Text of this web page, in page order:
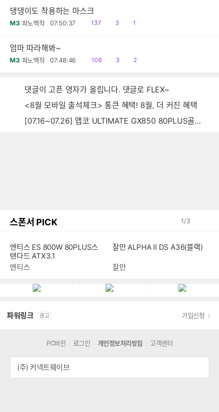
댕댕이도 착용하는 마스크
M3 파노백작 07:50:37
읽
137
공
3
댓1
엄마 따라해봐~
M3 파노백작 07:48:46
읽
108
공
3
댓
2
댓글이 고픈 영자가 올립니다. 댓글로 FLEX~
<8월 모바일 출석체크> 통큰 혜택! 8월, 더 커진 혜택
[07.16~07.26] 앱코 ULTIMATE GX850 80PLUS골드 풀모듈러 ATX3.0 블랙
스폰서 PICK 1/3
엔티스 ES 800W 80PLUS스
탠다드 ATX3.1
엔티스
잘만 ALPHA II DS A36(블랙)
잘만
파워링크 광고 가입신청
PC버전 로그인 개인정보처리방침 고객센터
(주) 커넥트웨이브